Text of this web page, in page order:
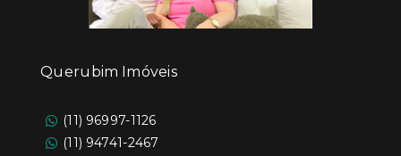
Querubim Imóveis
(11) 96997-1126
(11) 94741-2467